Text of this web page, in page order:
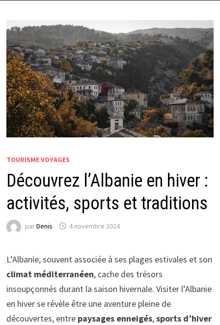
TOURISME VOYAGES
Découvrez l’Albanie en hiver :
activités, sports et traditions
parDenis 4 novembre 2024
L’Albanie, souvent associée à ses plages estivales et son
climat méditerranéen, cache des trésors
insoupçonnés durant la saison hivernale. Visiter l’Albanie
en hiver se révèle être une aventure pleine de
découvertes, entre paysages enneigés,sports d’hiver